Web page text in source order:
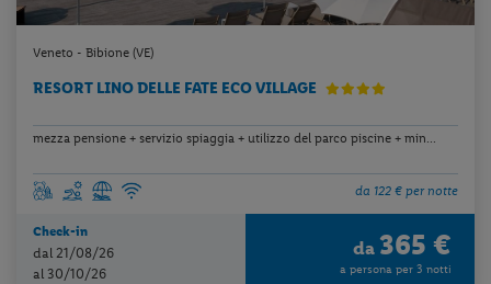
Veneto - Bibione (VE)
RESORT LINO DELLE FATE ECO VILLAGE
mezza pensione + servizio spiaggia + utilizzo del parco piscine + min...
da 122 € per notte
Check-in
dal 21/08/26
al 30/10/26
da 365 €
a persona per 3 notti